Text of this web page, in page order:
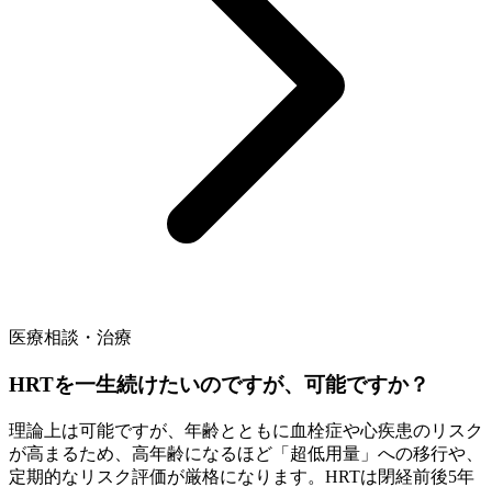
医療相談・治療
HRTを一生続けたいのですが、可能ですか？
理論上は可能ですが、年齢とともに血栓症や心疾患のリスク
が高まるため、高年齢になるほど「超低用量」への移行や、
定期的なリスク評価が厳格になります。HRTは閉経前後5年